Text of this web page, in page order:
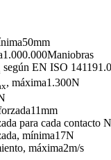
50mm
1.000.000Maniobras
según EN ISO 14119
, máxima1.300N
11mm
para cada contacto
mínima17N
máxima2m/s